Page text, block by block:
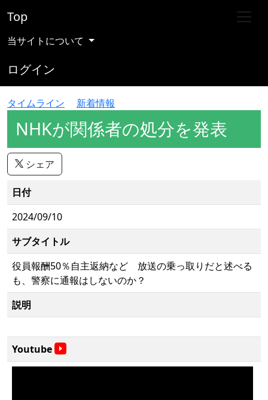
Top
当サイトについて
ログイン
タイムライン 新着情報
NHKが関係者の処分を発表
シェア
日付
2024/09/10
サブタイトル
役員報酬50％自主返納など 放送の乗っ取りだと述べる
も、警察に通報はしないのか？
説明
Youtube